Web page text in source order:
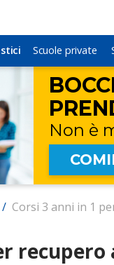
Scuole private
Scuole private
Non è
/ Corsi 3 anni in 1
recupero
VERRAI